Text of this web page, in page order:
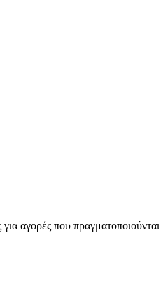
αγορές που πραγματοποιούνται